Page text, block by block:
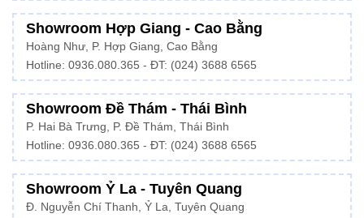
Showroom Hợp Giang - Cao Bằng
Hoàng Như, P. Hợp Giang, Cao Bằng
Hotline: 0936.080.365 - ĐT: (024) 3688 6565
Showroom Đề Thám - Thái Bình
P. Hai Bà Trưng, P. Đề Thám, Thái Bình
Hotline: 0936.080.365 - ĐT: (024) 3688 6565
Showroom Ỷ La - Tuyên Quang
Đ. Nguyễn Chí Thanh, Ỷ La, Tuyên Quang